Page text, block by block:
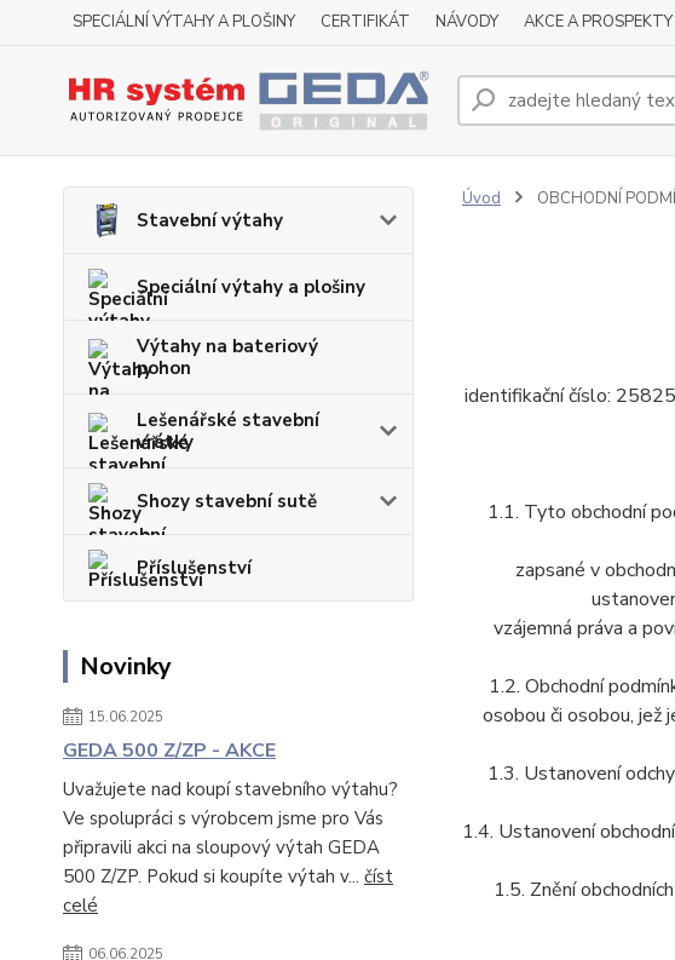
SPECIÁLNÍ VÝTAHY A PLOŠINY CERTIFIKÁT NÁVODY AKCE A PROSPEKTY
Stavební výtahy
Speciální výtahy a plošiny
Výtahy na bateriový
pohon
Lešenářské stavební
vrátky
Shozy stavební sutě
Příslušenství
Novinky
15.06.2025
GEDA 500 Z/ZP - AKCE
Uvažujete nad koupí stavebního výtahu?
Ve spolupráci s výrobcem jsme pro Vás
připravili akci na sloupový výtah GEDA
500 Z/ZP. Pokud si koupíte výtah v... číst
celé
06.06.2025
Úvod OBCHODNÍ
identifikační číslo:
1.1. Tyto obchodní
zapsané v
vzájemná práva a
1.2. Obchodní
osobou či osobou, jež
1.3. Ustanovení
1.4. Ustanovení
1.5. Znění